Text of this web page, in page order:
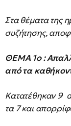
Στα θέματα της
συζήτησης,
ΘΕΜΑ 1ο:
από τα
Κατατέθηκαν 9
τα 7 και